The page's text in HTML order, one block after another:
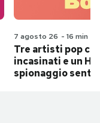
7 agosto 26 - 16 min
Tre artisti pop
incasinati e un
spionaggio